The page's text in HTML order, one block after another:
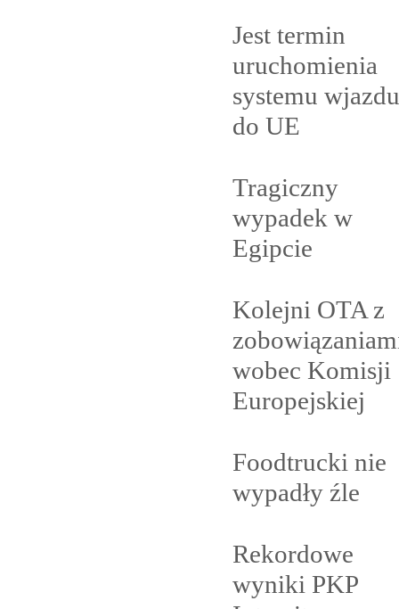
Jest termin
uruchomienia
systemu wjazdu
do UE
Tragiczny
wypadek w
Egipcie
Kolejni OTA z
wobec Komisji
Europejskiej
Foodtrucki nie
wypadły źle
Rekordowe
wyniki PKP